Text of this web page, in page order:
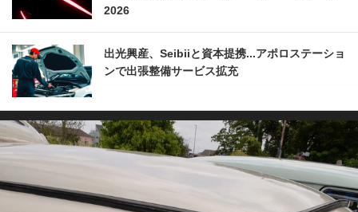
2026
出光興産、Seibiiと資本提携...アポロステーショ
ンで出張整備サービス拡充